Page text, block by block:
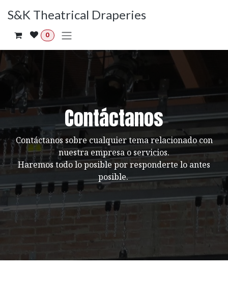
S&K Theatrical Draperies
0
Contáctanos
Contáctanos sobre cualquier tema relacionado con
nuestra empresa o servicios.
Haremos todo lo posible por responderte lo antes
posible.